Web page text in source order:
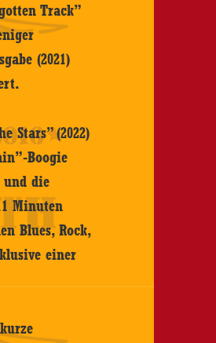
Track”
(2021)
Stars” (2022)
Boogie
und die
Minuten
Blues, Rock,
einer